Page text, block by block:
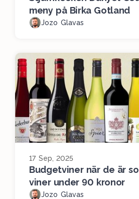
meny på Birka Gotland
Jozo Glavas
17 Sep, 2025
Budgetviner när de är
viner under 90 kronor
Jozo Glavas